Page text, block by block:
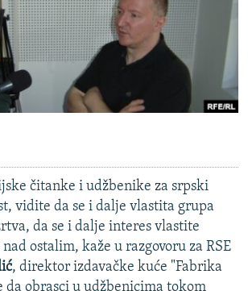
U BIH
čitanke i udžbenike za srpski
vidite da se i dalje vlastita grupa
da se i dalje interes vlastite
ostalim, kaže u razgovoru za RSE
, direktor izdavačke kuće "Fabrika
da obrasci u udžbenicima tokom